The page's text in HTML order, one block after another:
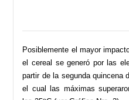
Posiblemente el mayor
el cereal se generó por las
partir de la segunda quincena
el cual las máximas